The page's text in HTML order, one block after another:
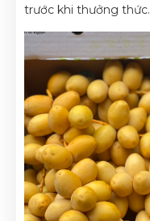
trước khi thưởng thức.